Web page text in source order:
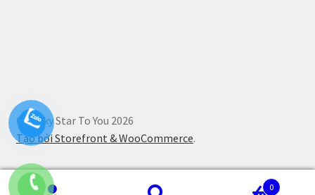
© Lucky Star To You 2026
Tạo bởi Storefront & WooCommerce.
0